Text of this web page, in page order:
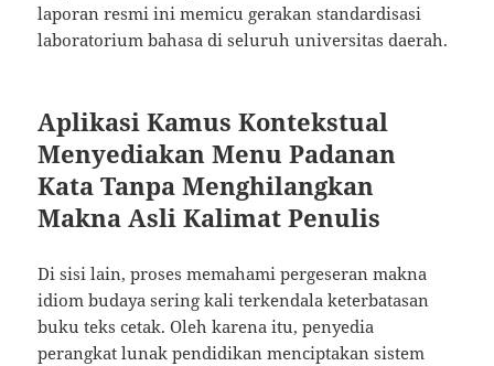
laporan resmi ini memicu gerakan standardisasi
laboratorium bahasa di seluruh universitas daerah.
Aplikasi Kamus Kontekstual
Menyediakan Menu Padanan
Kata Tanpa Menghilangkan
Makna Asli Kalimat Penulis
Di sisi lain, proses memahami pergeseran makna
idiom budaya sering kali terkendala keterbatasan
buku teks cetak. Oleh karena itu, penyedia
perangkat lunak pendidikan menciptakan sistem